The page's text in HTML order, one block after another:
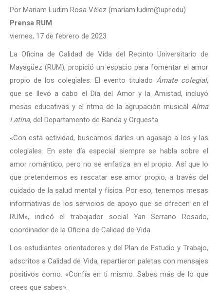
Por Mariam Ludim Rosa Vélez (mariam.ludim@upr.edu)
Prensa RUM
viernes, 17 de febrero de 2023
La Oficina de Calidad de Vida del Recinto Universitario de
Mayagüez (RUM), propició un espacio para fomentar el amor
propio de los colegiales. El evento titulado Ámate colegial,
que se llevó a cabo el Día del Amor y la Amistad, incluyó
mesas educativas y el ritmo de la agrupación musical Alma
Latina, del Departamento de Banda y Orquesta.
«Con esta actividad, buscamos darles un agasajo a los y las
colegiales. En este día especial siempre se habla sobre el
amor romántico, pero no se enfatiza en el propio. Así que lo
que pretendemos es rescatar ese amor propio, a través del
cuidado de la salud mental y física. Por eso, tenemos mesas
informativas de los servicios de apoyo que se ofrecen en el
RUM», indicó el trabajador social Yan Serrano Rosado,
coordinador de la Oficina de Calidad de Vida.
Los estudiantes orientadores y del Plan de Estudio y Trabajo,
adscritos a Calidad de Vida, repartieron paletas con mensajes
positivos como: «Confía en ti mismo. Sabes más de lo que
crees que sabes».